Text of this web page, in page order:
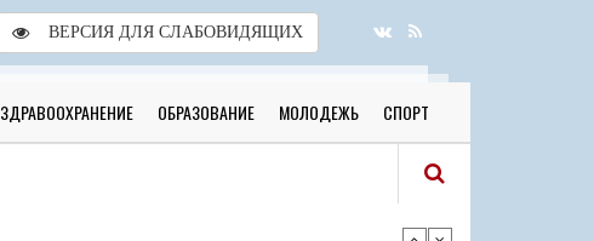
ВЕРСИЯ ДЛЯ СЛАБОВИДЯЩИХ
ЗДРАВООХРАНЕНИЕ ОБРАЗОВАНИЕ МОЛОДЕЖЬ СПОРТ